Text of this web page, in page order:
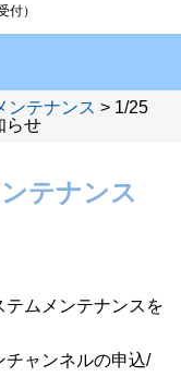
付）
ンテナンス > 1/25
らせ
テナンス
ムメンテナンスを
チャンネルの申込/